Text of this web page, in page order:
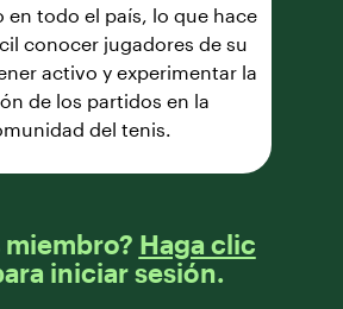
todo el país, lo que hace
conocer jugadores de su
activo y experimentar la
de los partidos en la
del tenis.
miembro?
Haga clic
iniciar sesión.